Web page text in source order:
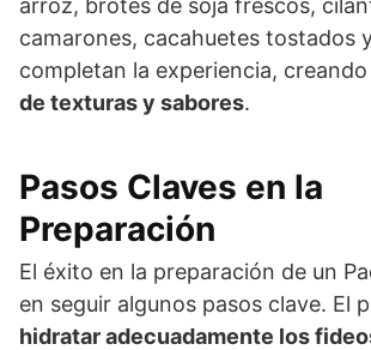
arroz, brotes de soja frescos,
camarones, cacahuetes tostados
completan la experiencia, creando
de texturas y sabores.
Pasos Claves en la
Preparación
El éxito en la preparación de un
en seguir algunos pasos clave. El
hidratar adecuadamente los